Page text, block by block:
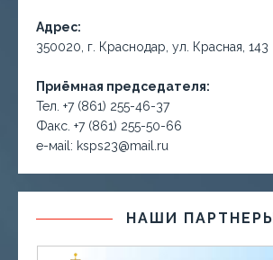
Адрес:
350020, г. Краснодар, ул. Красная, 143
Приёмная председателя:
Тел. +7 (861) 255-46-37
Факс. +7 (861) 255-50-66
е-маil: ksps23@mail.ru
НАШИ ПАРТНЕРЫ